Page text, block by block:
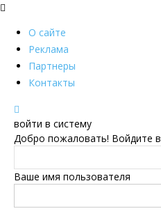
О сайте
Реклама
Партнеры
Контакты
войти в систему
Добро пожаловать! Войдите
Ваше имя пользователя